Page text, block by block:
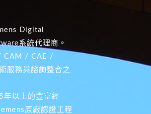
Digital
系統代理商。
CAM / CAE /
服務與諮詢整合之
年以上的豐富經
原廠認證工程